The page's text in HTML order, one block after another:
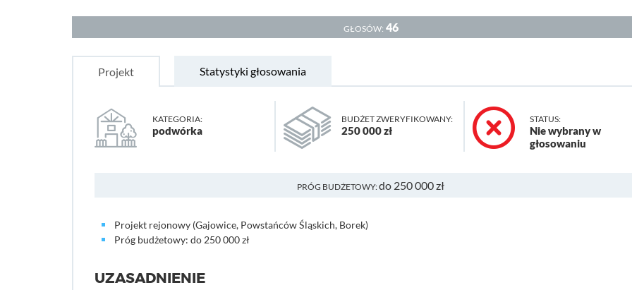
GŁOSÓW: 46
Projekt Statystyki głosowania
KATEGORIA:
podwórka
BUDŻET ZWERYFIKOWANY:
250 000 zł
STATUS:
Nie wybrany w
głosowaniu
PRÓG BUDŻETOWY:do 250 000 zł
Projekt rejonowy (Gajowice, Powstańców Śląskich, Borek)
Próg budżetowy: do 250 000 zł
UZASADNIENIE